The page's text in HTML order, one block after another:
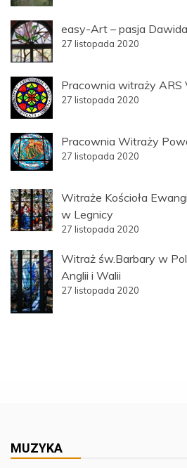
easy-Art – pasja Dawida
27 listopada 2020
Pracownia witraży ARS
27 listopada 2020
Pracownia Witraży
27 listopada 2020
Witraże Kościoła
w Legnicy
27 listopada 2020
Witraż św.Barbary w
Anglii i Walii
27 listopada 2020
MUZYKA